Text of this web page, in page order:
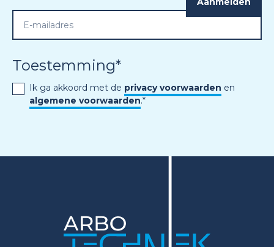
Toestemming*
Ik ga akkoord met de privacy voorwaarden en
algemene voorwaarden.*